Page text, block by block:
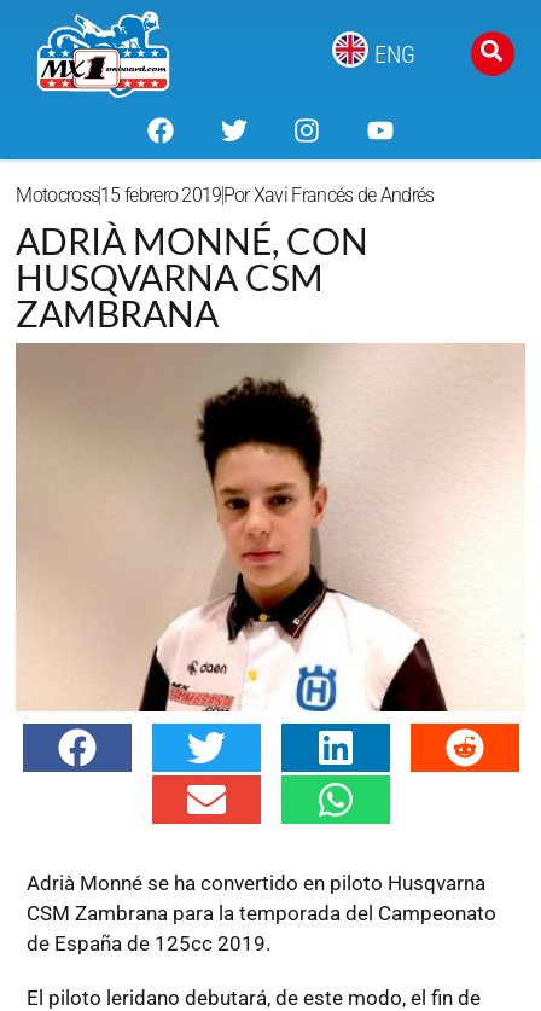
ENG
Motocross15 febrero 2019 PorXavi Francés de Andrés
ADRIÀ MONNÉ, CON
HUSQVARNA CSM
ZAMBRANA
Adrià Monné se ha convertido en piloto Husqvarna
CSM Zambrana para la temporada del Campeonato
de España de 125cc 2019.
El piloto leridano debutará, de este modo, el fin de